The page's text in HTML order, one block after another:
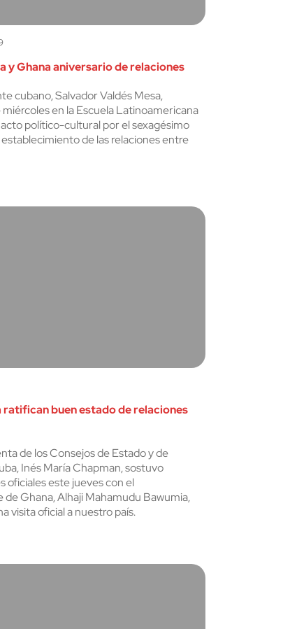
y Ghana aniversario de relaciones
cubano, Salvador Valdés Mesa,
en la Escuela Latinoamericana
político-cultural por el sexagésimo
de las relaciones entre
ratifican buen estado de relaciones
de los Consejos de Estado y de
Inés María Chapman, sostuvo
oficiales este jueves con el
Ghana, Alhaji Mahamudu Bawumia,
visita oficial a nuestro país.